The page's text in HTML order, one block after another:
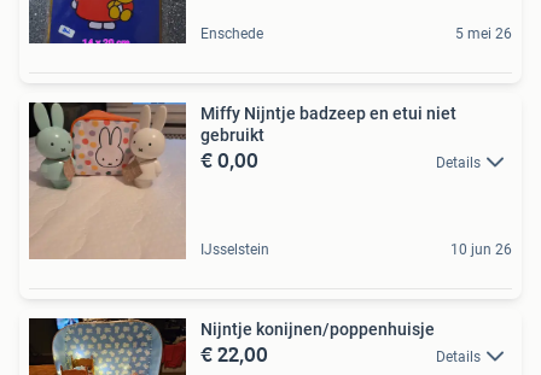
Enschede 5 mei 26
Miffy Nijntje badzeep en etui niet
gebruikt
€ 0,00 Details
IJsselstein 10 jun 26
Nijntje konijnen/poppenhuisje
€ 22,00 Details